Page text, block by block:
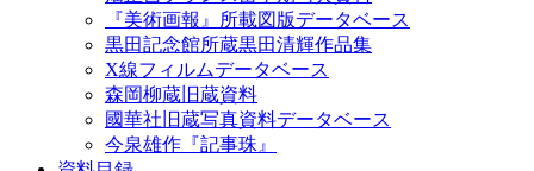
『美術画報』所載図版データベース
黒田記念館所蔵黒田清輝作品集
X線フィルムデータベース
森岡柳蔵旧蔵資料
國華社旧蔵写真資料データベース
今泉雄作『記事珠』